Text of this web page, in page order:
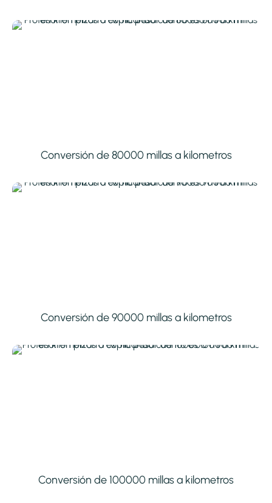
Conversión de 80000 millas a kilometros
Conversión de 90000 millas a kilometros
Conversión de 100000 millas a kilometros